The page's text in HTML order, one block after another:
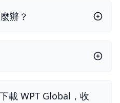
辦？
載 WPT Global，收